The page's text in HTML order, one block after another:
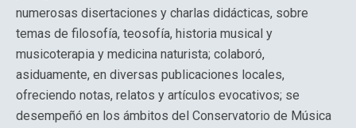
numerosas disertaciones y charlas didácticas, sobre
temas de filosofía, teosofía, historia musical y
musicoterapia y medicina naturista; colaboró,
asiduamente, en diversas publicaciones locales,
ofreciendo notas, relatos y artículos evocativos; se
desempeñó en los ámbitos del Conservatorio de Música